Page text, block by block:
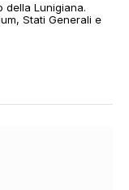
della Lunigiana.
Stati Generali e